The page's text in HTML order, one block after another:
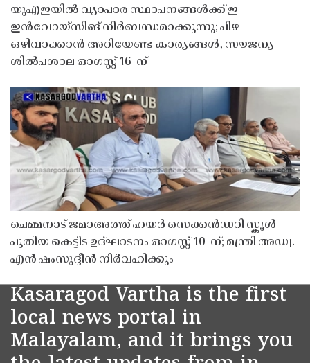
യുഎഇയിൽ വ്യാപാര സ്ഥാപനങ്ങൾക്ക് ഇ-
ഇൻവോയ്സിങ് നിർബന്ധമാക്കുന്നു; പിഴ
ഒഴിവാക്കാൻ അറിയേണ്ട കാര്യങ്ങൾ, സൗജന്യ
ശിൽപശാല ഓഗസ്റ്റ് 16-ന്
ചെമ്മനാട് ജമാഅത്ത് ഹയർ സെക്കൻഡറി സ്കൂൾ
പുതിയ കെട്ടിട ഉദ്ഘാടനം ഓഗസ്റ്റ് 10-ന്; മന്ത്രി അഡ്വ.
എൻ ഷംസുദ്ദീൻ നിർവഹിക്കും
Kasaragod Vartha is the first
local news portal in
Malayalam, and it brings you